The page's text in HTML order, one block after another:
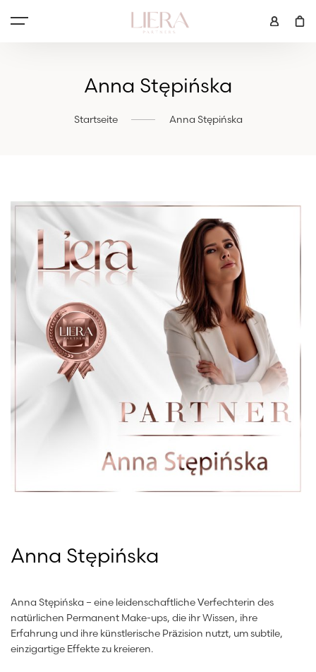
Anna Stępińska
Startseite Anna Stępińska
Anna Stępińska
Anna Stępińska – eine leidenschaftliche Verfechterin des
natürlichen Permanent Make-ups, die ihr Wissen, ihre
Erfahrung und ihre künstlerische Präzision nutzt, um subtile,
einzigartige Effekte zu kreieren.